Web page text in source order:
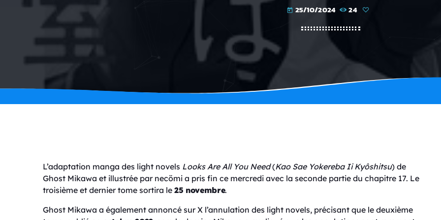
today 25/10/2024 24
L’adaptation manga des light novels Looks Are All You Need(Kao Sae Yokereba Ii Kyôshitsu) de
Ghost Mikawa et illustrée par necömi a pris fin ce mercredi avec la seconde partie du chapitre 17. Le
troisième et dernier tome sortira le 25 novembre.
Ghost Mikawa a également annoncé sur X l’annulation des light novels, précisant que le deuxième